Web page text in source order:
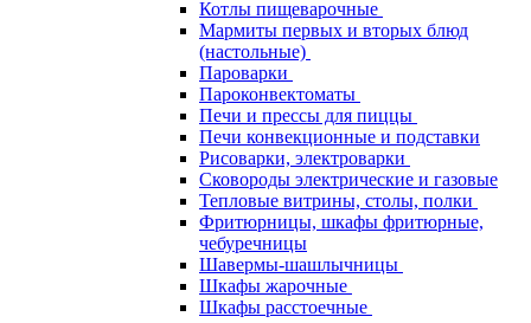
Котлы пищеварочные
Мармиты первых и вторых блюд
(настольные)
Пароварки
Пароконвектоматы
Печи и прессы для пиццы
Печи конвекционные и подставки
Рисоварки, электроварки
Сковороды электрические и газовые
Тепловые витрины, столы, полки
Фритюрницы, шкафы фритюрные,
чебуречницы
Шавермы-шашлычницы
Шкафы жарочные
Шкафы расстоечные